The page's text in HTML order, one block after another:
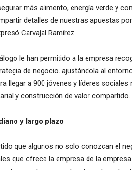
más alimento, energía verde y
detalles de nuestras apuestas
Carvajal Ramírez.
le han permitido a la empresa
de negocio, ajustándola al
llegar a 900 jóvenes y líderes
y construcción de valor compartido.
y largo plazo
que algunos no solo conozcan el
que ofrece la empresa de la